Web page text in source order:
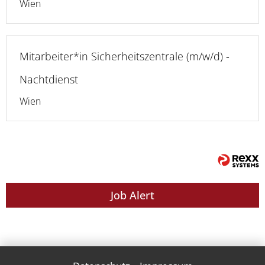
Wien
Mitarbeiter*in Sicherheitszentrale (m/w/d) -
Nachtdienst
Wien
Job Alert